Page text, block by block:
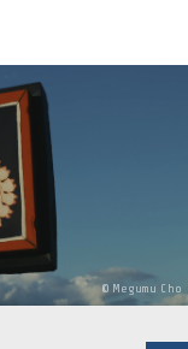
© Megumu Cho